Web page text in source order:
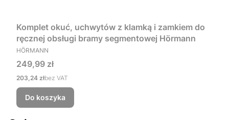
Komplet okuć, uchwytów z klamką i zamkiem do
ręcznej obsługi bramy segmentowej Hörmann
PRODUCENT
HÖRMANN
Cena
249,99 zł
Cena
203,24 złbez VAT
Do koszyka